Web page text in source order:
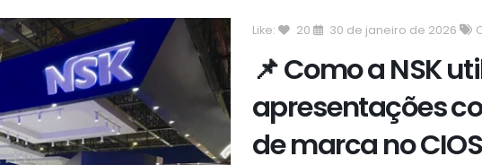
Like: 20 30 de janeiro de 2026
📌 Como a NSK
apresentações
de marca no